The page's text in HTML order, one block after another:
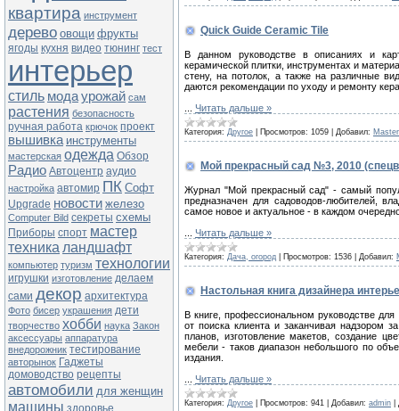
квартира инструмент
дерево овощи фрукты
ягоды кухня видео тюнинг тест
интерьер
стиль модаурожай сам
растения безопасность
ручная работа крючок проект
вышивка инструменты
мастерская одежда Обзор
Радио Автоцентр аудио
настройка автомир ПК Софт
Upgrade новости железо
Computer Bild секреты схемы
Приборы спорт мастер
техника ландшафт
компьютер туризм технологии
игрушки изготовление делаем
сами декор архитектура
Фото бисер украшения дети
творчество хобби наука Закон
аксессуары аппаратура
внедорожник тестирование
авторынок Гаджеты
домоводство рецепты
автомобили для женщин
машины здоровье
Quick Guide Ceramic Tile
В данном руководстве в описаниях и
керамической плитки, инструментах и
стену, на потолок, а также на различные
даются рекомендации по уходу и ремонту
Читать дальше »
Категория: Другое Просмотров: 1059 Добавил:
Мой прекрасный сад №3, 2010
Журнал "Мой прекрасный сад" - самый
предназначен для садоводов-любителей,
самое новое и актуальное - в каждом
Читать дальше »
Категория: Дача, огород Просмотров: 1536 Добавил:
Настольная книга дизайнера
В книге, профессиональном руководстве
от поиска клиента и заканчивая надзором
планов, изготовление макетов, создание
мебели - таков диапазон небольшого по
издания.
Читать дальше »
Категория: Другое Просмотров: 941 Добавил: admin